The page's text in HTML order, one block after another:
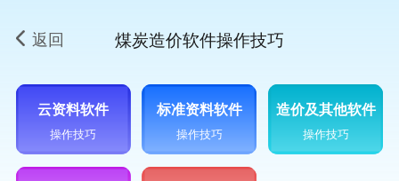
返回 煤炭造价软件操作技巧
云资料软件
操作技巧
标准资料软件
操作技巧
造价及其他软件
操作技巧